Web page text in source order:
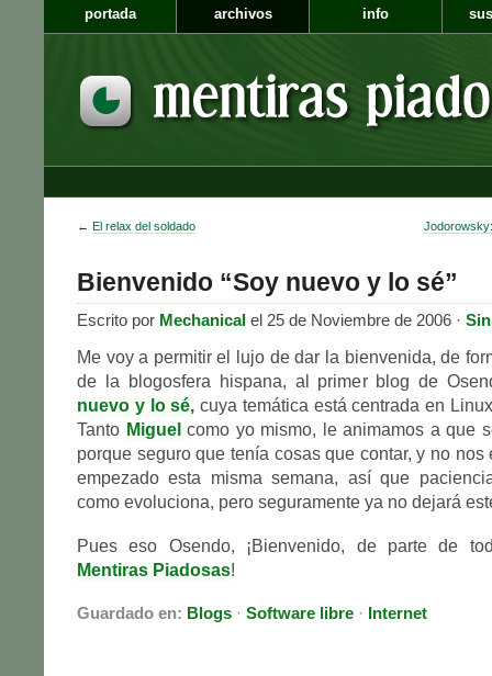
portada archivos info
← El relax del soldado
Bienvenido “Soy nuevo y lo sé”
Escrito por Mechanical el 25 de Noviembre de 2006 ·
Me voy a permitir el lujo de dar la bienvenida, de
de la blogosfera hispana, al primer blog de
nuevo y lo sé, cuya temática está centrada en
Tanto Miguel como yo mismo, le animamos a que
porque seguro que tenía cosas que contar, y no nos
empezado esta misma semana, así que
como evoluciona, pero seguramente ya no dejará
Pues eso Osendo, ¡Bienvenido, de parte de
Mentiras Piadosas!
Guardado en: Blogs · Software libre · Internet